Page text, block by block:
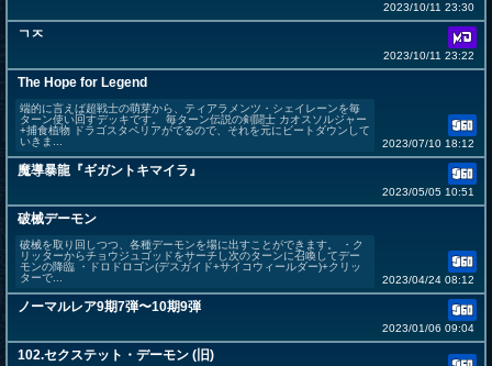
2023/10/11 23:30
ㄱㅈ
2023/10/11 23:22
The Hope for Legend
端的に言えば超戦士の萌芽から、ティアラメンツ・シェイレーンを毎
ターン使い回すデッキです。 毎ターン伝説の剣闘士 カオスソルジャー
+捕食植物 ドラゴスタペリアがでるので、それを元にビートダウンして
いきま...
2023/07/10 18:12
魔導暴龍『ギガントキマイラ』
2023/05/05 10:51
破械デーモン
破械を取り回しつつ、各種デーモンを場に出すことができます。 ・ク
リッターからチョウジュゴッドをサーチし次のターンに召喚してデー
モンの降臨 ・ドロドロゴン(デスガイド+サイコウィールダー)+クリッ
ターで...
2023/04/24 08:12
ノーマルレア9期7弾〜10期9弾
2023/01/06 09:04
102.セクステット・デーモン (旧)